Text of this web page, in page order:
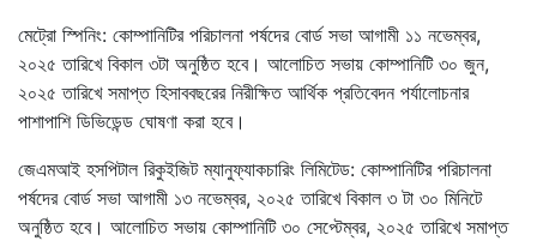
মেট্রো স্পিনিং: কোম্পানিটির পরিচালনা পর্ষদের বোর্ড সভা আগামী ১১ নভেম্বর,
২০২৫ তারিখে বিকাল ৩টা অনুষ্ঠিত হবে। আলোচিত সভায় কোম্পানিটি ৩০ জুন,
২০২৫ তারিখে সমাপ্ত হিসাববছরের নিরীক্ষিত আর্থিক প্রতিবেদন পর্যালোচনার
পাশাপাশি ডিভিডেন্ড ঘোষণা করা হবে।
জেএমআই হসপিটাল রিকুইজিট ম্যানুফ্যাকচারিং লিমিটেড: কোম্পানিটির পরিচালনা
পর্ষদের বোর্ড সভা আগামী ১৩ নভেম্বর, ২০২৫ তারিখে বিকাল ৩ টা ৩০ মিনিটে
অনুষ্ঠিত হবে। আলোচিত সভায় কোম্পানিটি ৩০ সেপ্টেম্বর, ২০২৫ তারিখে সমাপ্ত